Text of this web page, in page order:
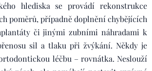
hlediska se provádí rekonstrukce
poměrů, případně doplnění chybějících
či jinými zubními náhradami k
sil a tlaku při žvýkání. Někdy je
léčbu – rovnátka. Neslouží